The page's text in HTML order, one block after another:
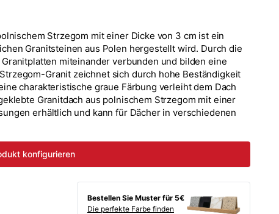
Strzegom mit einer Dicke von 3 cm ist ein
Granitsteinen aus Polen hergestellt wird. Durch die
miteinander verbunden und bilden eine
Granit zeichnet sich durch hohe Beständigkeit
charakteristische graue Färbung verleiht dem Dach
Granitdach aus polnischem Strzegom mit einer
erhältlich und kann für Dächer in verschiedenen
konfigurieren
Bestellen Sie Muster für 5€
Die perfekte Farbe finden